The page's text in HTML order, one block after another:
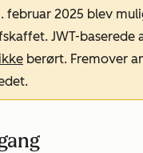
februar 2025 blev
JWT-baserede
ikke berørt. Fremover